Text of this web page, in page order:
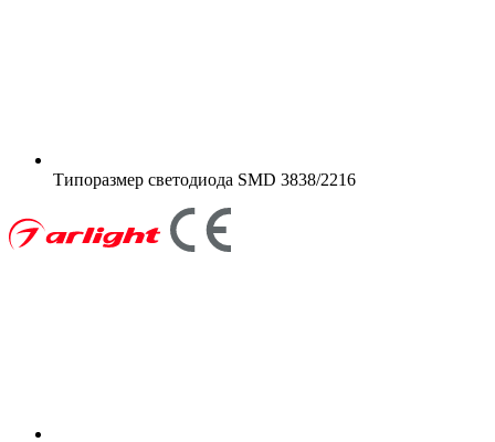
Типоразмер светодиода SMD 3838/2216